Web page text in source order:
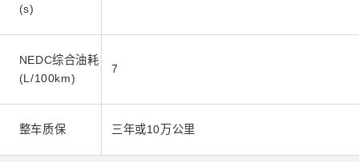
(s)
NEDC综合油耗
(L/100km)
7
整车质保 三年或10万公里